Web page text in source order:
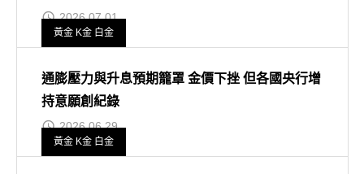
2026.07.01
黃金 K金 白金
通膨壓力與升息預期籠罩 金價下挫 但各國央行增
持意願創紀錄
2026.06.29
黃金 K金 白金